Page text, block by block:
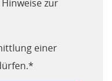
zur
einer